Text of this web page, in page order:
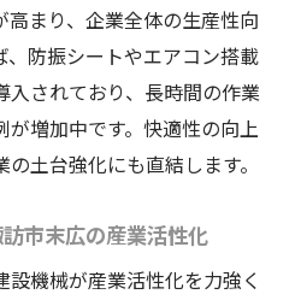
高まり、企業全体の生産性向
防振シートやエアコン搭載
入されており、長時間の作業
増加中です。快適性の向上
土台強化にも直結します。
市末広の産業活性化
機械が産業活性化を力強く